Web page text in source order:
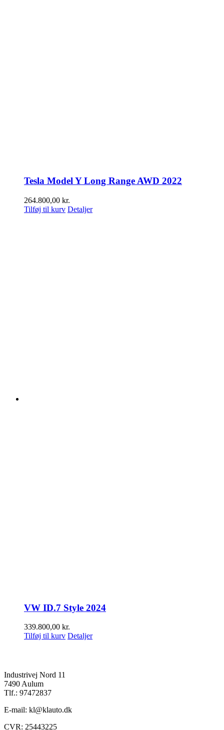
Tesla Model Y Long Range AWD 2022
264.800,00 kr.
Tilføj til kurv Detaljer
VW ID.7 Style 2024
339.800,00 kr.
Tilføj til kurv Detaljer
Industrivej Nord 11
7490 Aulum
Tlf.: 97472837
E-mail: kl@klauto.dk
CVR: 25443225